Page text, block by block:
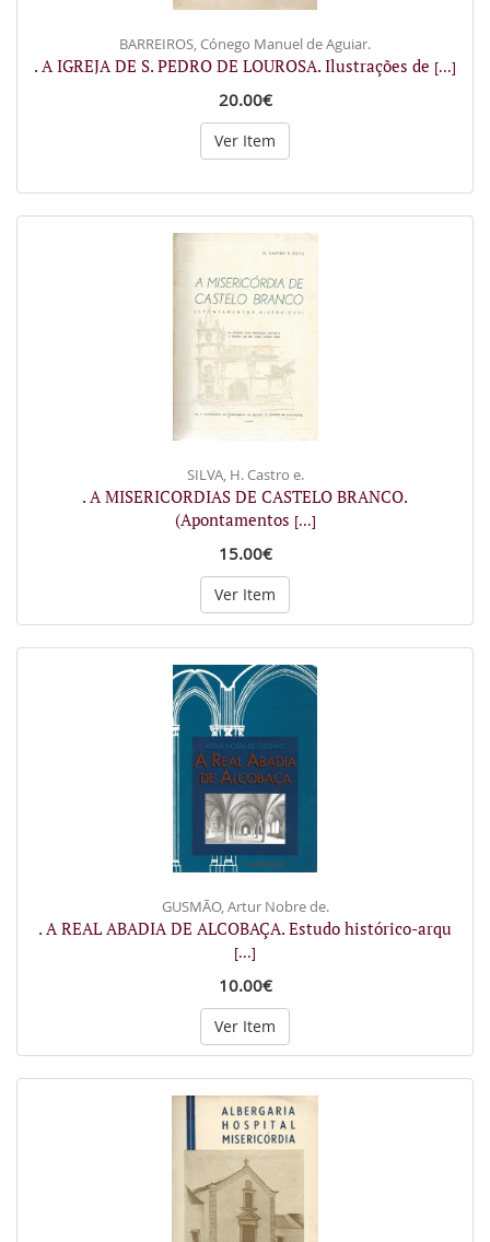
BARREIROS, Cónego Manuel de Aguiar.
. A IGREJA DE S. PEDRO DE LOUROSA. Ilustrações de [...]
20.00€
Ver Item
SILVA, H. Castro e.
. A MISERICORDIAS DE CASTELO BRANCO.
(Apontamentos [...]
15.00€
Ver Item
GUSMÃO, Artur Nobre de.
. A REAL ABADIA DE ALCOBAÇA. Estudo histórico-arqu
[...]
10.00€
Ver Item